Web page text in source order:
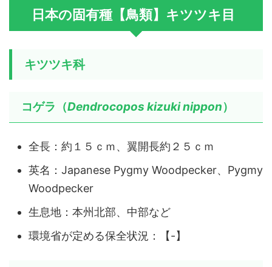
日本の固有種【鳥類】キツツキ目
キツツキ科
コゲラ（Dendrocopos kizuki nippon）
全長：約１５ｃｍ、翼開長約２５ｃｍ
英名：Japanese Pygmy Woodpecker、Pygmy
Woodpecker
生息地：本州北部、中部など
環境省が定める保全状況：【-】